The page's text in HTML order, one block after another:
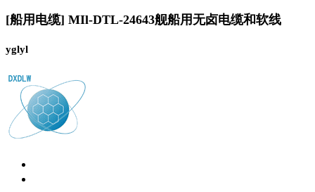
[船用电缆] MIl-DTL-24643舰船用无卤电缆和软线
yglyl